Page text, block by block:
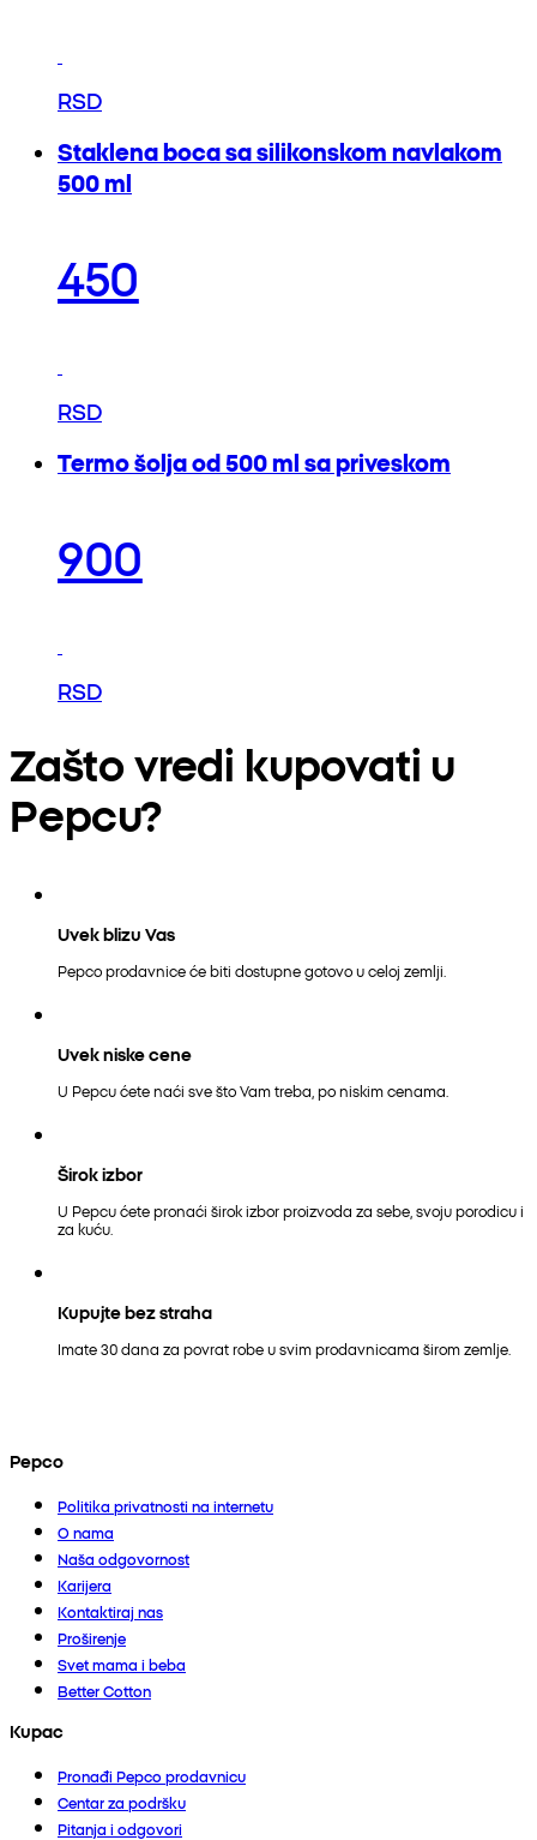
RSD
Staklena boca sa silikonskom navlakom
500 ml
450
RSD
Termo šolja od 500 ml sa priveskom
900
RSD
Zašto vredi kupovati u
Pepcu?
Uvek blizu Vas
Pepco prodavnice će biti dostupne gotovo u celoj zemlji.
Uvek niske cene
U Pepcu ćete naći sve što Vam treba, po niskim cenama.
Širok izbor
U Pepcu ćete pronaći širok izbor proizvoda za sebe, svoju porodicu i
za kuću.
Kupujte bez straha
Imate 30 dana za povrat robe u svim prodavnicama širom zemlje.
Pepco
Politika privatnosti na internetu
O nama
Naša odgovornost
Karijera
Kontaktiraj nas
Proširenje
Svet mama i beba
Better Cotton
Kupac
Pronađi Pepco prodavnicu
Centar za podršku
Pitanja i odgovori